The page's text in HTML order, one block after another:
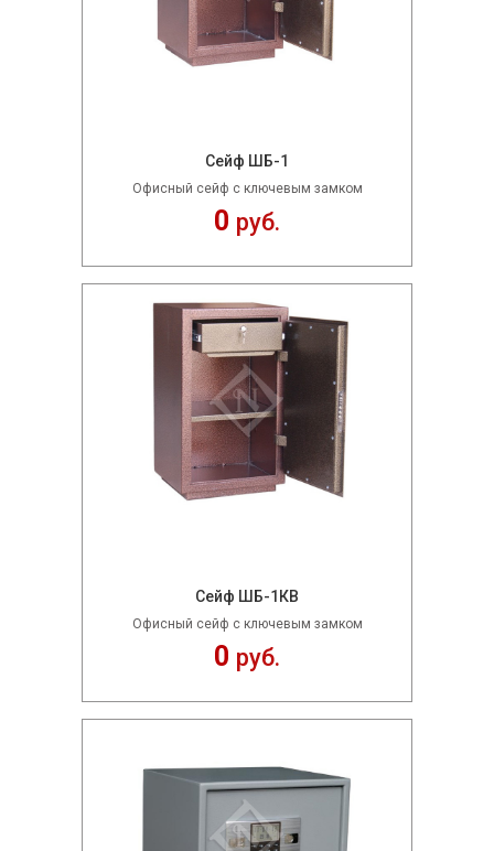
Сейф ШБ-1
Офисный сейф с ключевым замком
0 руб.
Сейф ШБ-1КВ
Офисный сейф с ключевым замком
0 руб.